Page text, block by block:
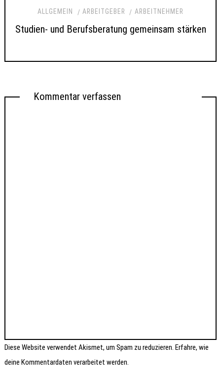
ALLGEMEIN ARBEITGEBER ARBEITNEHMER
Studien- und Berufsberatung gemeinsam stärken
Kommentar verfassen
Diese Website verwendet Akismet, um Spam zu reduzieren.Erfahre, wie
deine Kommentardaten verarbeitet werden.